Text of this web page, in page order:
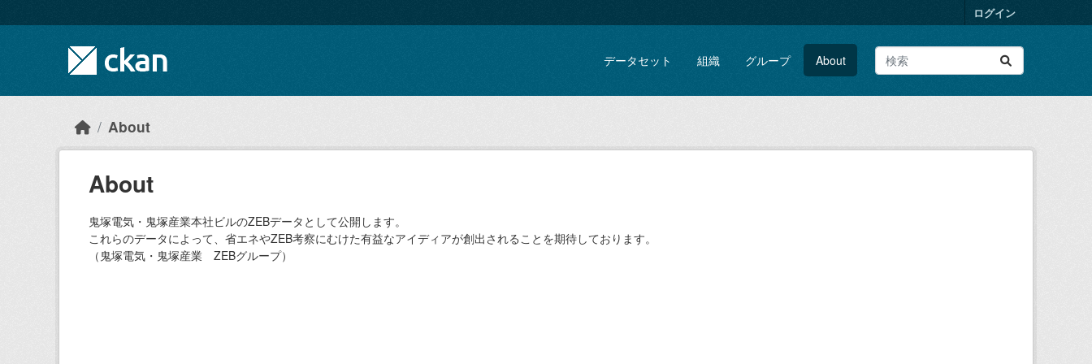
ログイン
データセット 組織 グループ About
About
About
鬼塚電気・鬼塚産業本社ビルのZEBデータとして公開します。
これらのデータによって、省エネやZEB考察にむけた有益なアイディアが創出されることを期待しております。
（鬼塚電気・鬼塚産業 ZEBグループ）